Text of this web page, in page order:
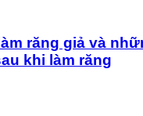
răng giả và
khi làm răng